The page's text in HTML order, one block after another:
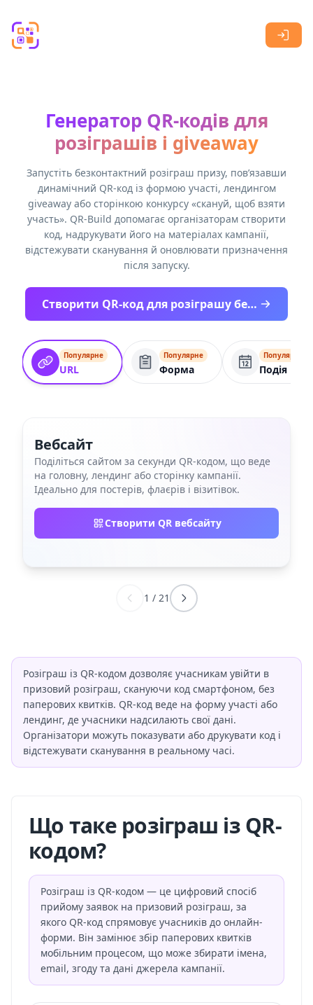
Генератор QR-кодів для
розіграшів і giveaway
Запустіть безконтактний розіграш призу, пов’язавши
динамічний QR-код із формою участі, лендингом
giveaway або сторінкою конкурсу «скануй, щоб взяти
участь». QR-Build допомагає організаторам створити
код, надрукувати його на матеріалах кампанії,
відстежувати сканування й оновлювати призначення
після запуску.
Створити QR-код для розіграшу безкоштовно
Популярне
URL
Популярне
Форма
Популярне
Подія
Вебсайт
Поділіться сайтом за секунди QR‑кодом, що веде
на головну, лендинг або сторінку кампанії.
Ідеально для постерів, флаєрів і візитівок.
Створити QR вебсайту
1 / 21
Розіграш із QR-кодом дозволяє учасникам увійти в
призовий розіграш, скануючи код смартфоном, без
паперових квитків. QR-код веде на форму участі або
лендинг, де учасники надсилають свої дані.
Організатори можуть показувати або друкувати код і
відстежувати сканування в реальному часі.
Що таке розіграш із QR-
кодом?
Розіграш із QR-кодом — це цифровий спосіб
прийому заявок на призовий розіграш, за
якого QR-код спрямовує учасників до онлайн-
форми. Він замінює збір паперових квитків
мобільним процесом, що може збирати імена,
email, згоду та дані джерела кампанії.